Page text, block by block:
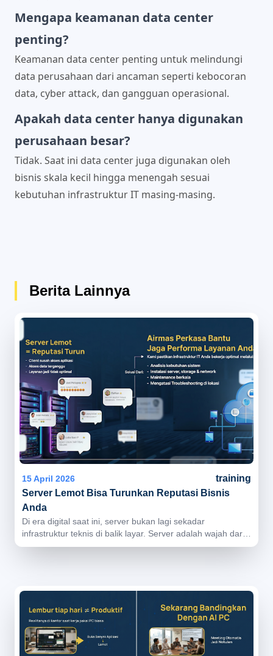
Mengapa keamanan data center
penting?
Keamanan data center penting untuk melindungi
data perusahaan dari ancaman seperti kebocoran
data, cyber attack, dan gangguan operasional.
Apakah data center hanya digunakan
perusahaan besar?
Tidak. Saat ini data center juga digunakan oleh
bisnis skala kecil hingga menengah sesuai
kebutuhan infrastruktur IT masing-masing.
Berita Lainnya
15 April 2026
training
Server Lemot Bisa Turunkan Reputasi Bisnis
Anda
Di era digital saat ini, server bukan lagi sekadar
infrastruktur teknis di balik layar. Server adalah wajah dari
layanan bisnis Anda di mata klien.Ketika sistem berjalan
Bermasalah bagi BisnisMasalah pada server bukan hanya
soal teknis. Dampaknya bisa meluas ke berbagai aspek
operasional dan hubungan dengan klien.Beberapa kondisi
yang sering terjadi antara lain:Client kesulitan mengakses
aplikasi yang digunakan sehari-hariAkses data menjadi